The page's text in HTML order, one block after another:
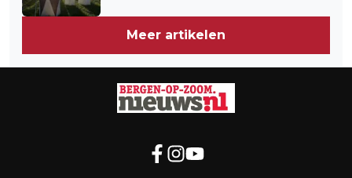
Meer artikelen